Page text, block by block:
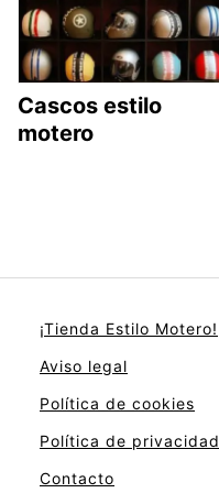
Cascos estilo
motero
¡Tienda Estilo Motero!
Aviso legal
Política de cookies
Política de privacidad
Contacto